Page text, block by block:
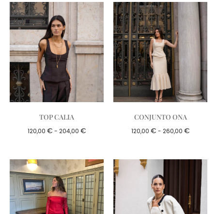
TOP CALIA
120,00 € - 204,00 €
CONJUNTO ONA
120,00 € - 260,00 €